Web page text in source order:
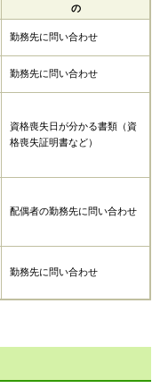
の
勤務先に問い合わせ
勤務先に問い合わせ
資格喪失日が分かる書類（資
格喪失証明書など）
配偶者の勤務先に問い合わせ
勤務先に問い合わせ